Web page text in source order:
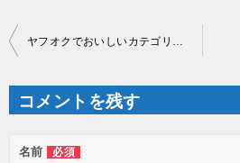
投
稿
ナ
ゲ
ー
シ
ン
コメントを残す
名前 必須